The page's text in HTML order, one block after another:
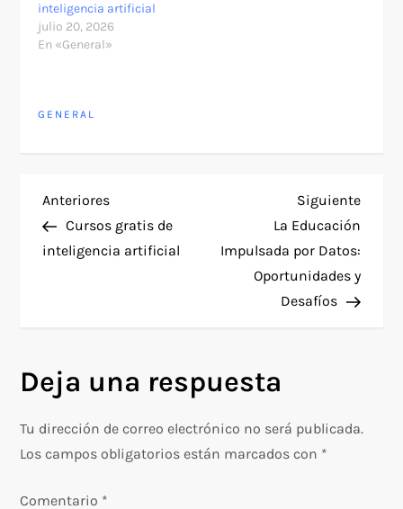
inteligencia artificial
julio 20, 2026
En «General»
GENERAL
N
a
g
a
c
Entrada
anterior
Anteriores
Cursos gratis de
inteligencia artificial
Siguiente
La Educación
Impulsada por Datos:
Oportunidades y
Desafíos
Deja una respuesta
Tu dirección de correo electrónico no será publicada.
Los campos obligatorios están marcados con *
Comentario *